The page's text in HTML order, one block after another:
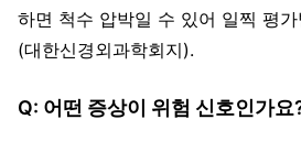
하면 척수 압박일 수 있어 일찍 평
(대한신경외과학회지).
Q: 어떤 증상이 위험 신호인가요